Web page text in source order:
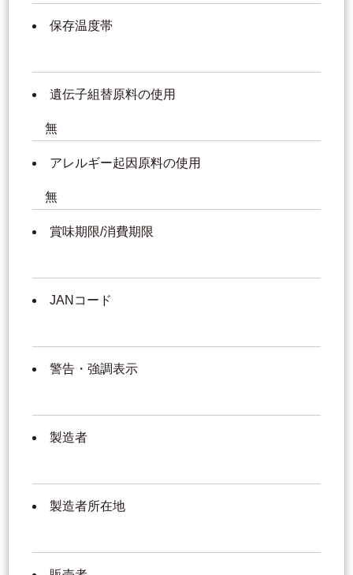
保存温度帯
遺伝子組替原料の使用
無
アレルギー起因原料の使用
無
賞味期限/消費期限
JANコード
警告・強調表示
製造者
製造者所在地